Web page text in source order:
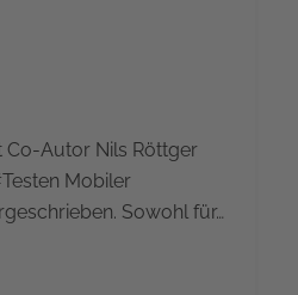
Co-Autor Nils Röttger
Mobiler
Sowohl für…